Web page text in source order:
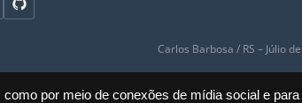
por meio de conexões de mídia social e
Carlos Barbosa / RS – Júlio